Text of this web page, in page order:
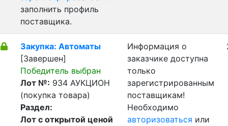
заполнить профиль
поставщика.
Закупка: Автоматы
[Завершен]
Победитель выбран
Лот №: 934 АУКЦИОН
(покупка товара)
Раздел:
Лот с открытой ценой
Информация о
заказчике доступна
только
зарегистрированным
поставщикам!
Необходимо
авторизоваться или